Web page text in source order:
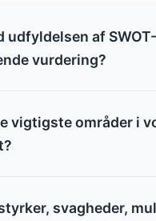
af SWOT-
vurdering?
vigtigste områder i
svagheder,